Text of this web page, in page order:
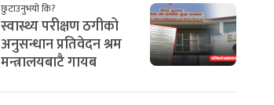
छुटाउनुभयो कि?
स्वास्थ्य परीक्षण ठगीको
अनुसन्धान प्रतिवेदन श्रम
मन्त्रालयबाटै गायब